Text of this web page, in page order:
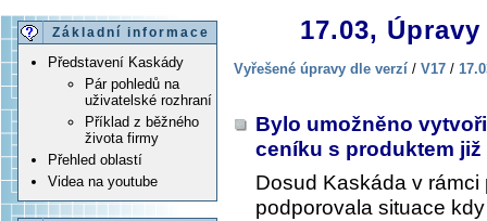
Základní informace
Představení Kaskády
Pár pohledů na
uživatelské rozhraní
Příklad z běžného
života firmy
Přehled oblastí
Videa na youtube
17.03,
Vyřešené úpravy dle verzí / V17 /
Bylo umožněno
ceníku s produktem
Dosud Kaskáda v
podporovala situace kdy